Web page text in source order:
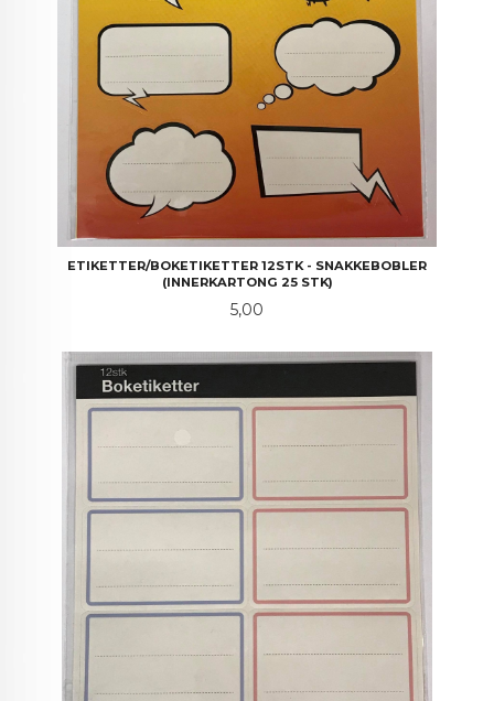
ETIKETTER/BOKETIKETTER 12STK - SNAKKEBOBLER
(INNERKARTONG 25 STK)
Pris
5,00